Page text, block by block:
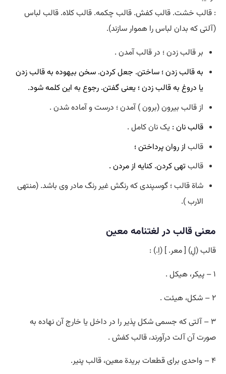
: قالب خشت. قالب کفش. قالب چکمه. قالب کلاه. قالب لباس
(آلتی که بدان لباس را هموار سازند).
بر قالب زدن ؛ در قالب آمدن .
به قالب زدن ؛ ساختن. جعل کردن. سخن بیهوده به قالب زدن
یا دروغ به قالب زدن ؛ یعنی گفتن. رجوع به این کلمه شود.
از قالب بیرون (برون ) آمدن ؛ درست و آماده شدن .
قالب نان : یک نان کامل .
قالب از روان پرداختن ؛
قالب تهی کردن. کنایه از مردن .
شاة قالب ؛ گوسپندی که رنگش غیر رنگ مادر وی باشد. (منتهی
الارب ).
معنی قالب در لغتنامه معین
قالب (لِ) [ معر. ] (اِ.) :
۱ – پیکر، هیکل .
۲ – شکل، هیئت .
۳ – آلتی که جسمی شکل پذیر را در داخل یا خارج آن نهاده به
صورت آن آلت درآورند، قالب کفش .
۴ – واحدی برای قطعات بریدة معین، قالب پنیر.